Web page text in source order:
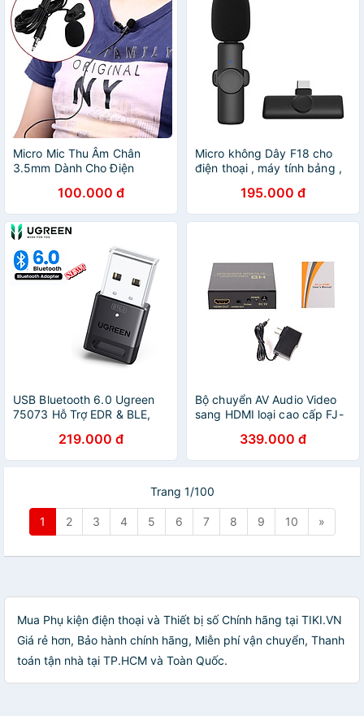
Micro Mic Thu Âm Chân
3.5mm Dành Cho Điện
Giảng - Hàng Nhập Khẩu
100.000 đ
Micro không Dây F18 cho
điện thoại , máy tính bảng ,
- hàng nhập khẩu
195.000 đ
USB Bluetooth 6.0 Ugreen
75073 Hỗ Trợ EDR & BLE,
Trên Windows 11/10/8.1 –
Tương Thích Tai Nghe, Bàn
219.000 đ
Bộ chuyển AV Audio Video
sang HDMI loại cao cấp FJ-
339.000 đ
Trang 1/100
1 2 3 4 5 6 7 8 9 10 »
Mua Phụ kiện điện thoại và Thiết bị số Chính hãng tại TIKI.VN
Giá rẻ hơn, Bảo hành chính hãng, Miễn phí vận chuyển, Thanh
toán tận nhà tại TP.HCM và Toàn Quốc.